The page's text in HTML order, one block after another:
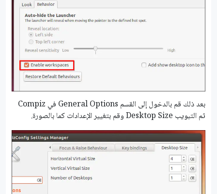
بعد ذلك قم بالدخول إلى القسم General Options في Compiz
ثم التبويب Desktop Size وقم بتغيير الإعدادات كما بالصورة.